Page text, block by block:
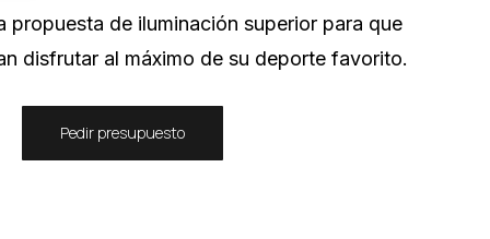
propuesta de iluminación superior para que
disfrutar al máximo de su deporte favorito.
Pedir presupuesto